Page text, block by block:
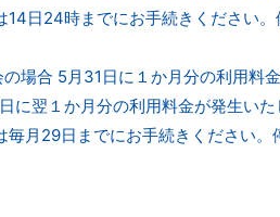
14日24時までにお手続きください
場合 5月31日に１か月分の利用料
に翌１か月分の利用料金が発生いた
毎月29日までにお手続きください